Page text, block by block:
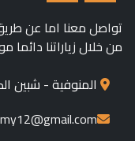
تواصل معنا اما عن
من خلال زياراتنا
المنوفية - شبين